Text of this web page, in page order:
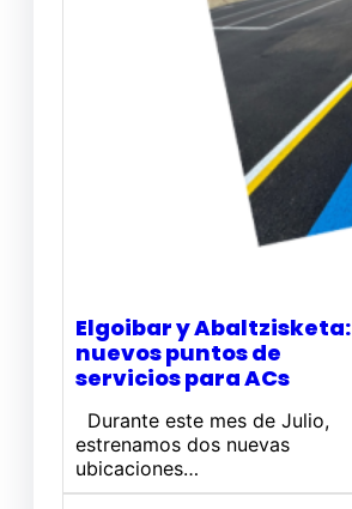
Elgoibar y Abaltzisketa:
nuevos puntos de
servicios para ACs
Durante este mes de Julio,
estrenamos dos nuevas
ubicaciones…